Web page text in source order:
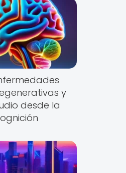
y
desde la